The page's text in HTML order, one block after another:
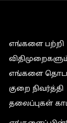
எங்களை பற்றி
எங்களை
குறை நிவர்த்தி
தலைப்புகள்